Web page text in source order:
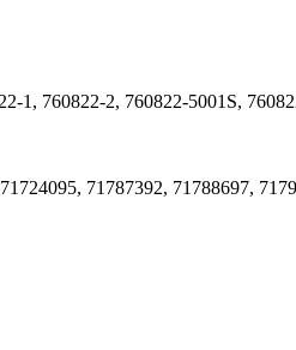
1, 760822-2, 760822-5001S,
71787392, 71788697,